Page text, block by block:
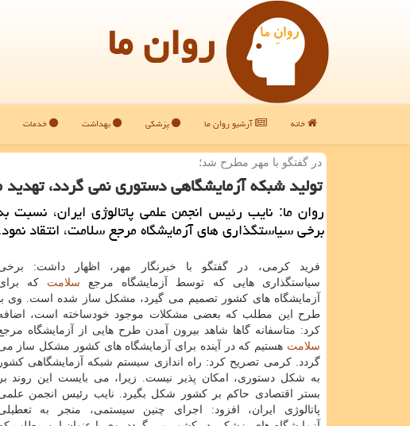
روان ما
خانه آرشیو روان ما پزشکی بهداشت خدمات
در گفتگو با مهر مطرح شد؛
تولید شبكه آزمایشگاهی دستوری نمی گردد،
روان ما: نایب رئیس انجمن علمی پاتالوژی ایران، نسبت
برخی سیاستگذاری های آزمایشگاه مرجع سلامت، انتقاد
فرید كرمی، در گفتگو با خبرنگار مهر، اظهار داشت:
سیاستگذاری هایی كه توسط آزمایشگاه مرجع سلامت كه
آزمایشگاه های كشور تصمیم می گیرد، مشكل ساز شده است. وی
طرح این مطلب كه بعضی مشكلات موجود خودساخته است،
كرد: متاسفانه گاها شاهد بیرون آمدن طرح هایی از آزمایشگاه
سلامت هستیم كه در آینده برای آزمایشگاه های كشور مشكل ساز
گردد. كرمی تصریح كرد: راه اندازی سیستم شبكه آزمایشگاهی كشور
به شكل دستوری، امكان پذیر نیست. زیرا، می بایست این روند بر
بستر اقتصادی حاكم بر كشور شكل بگیرد. نایب رئیس انجمن
پاتالوژی ایران، افزود: اجرای چنین سیستمی، منجر به